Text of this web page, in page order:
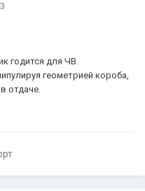
годится для ЧВ.
геометрией короба,
отдаче.